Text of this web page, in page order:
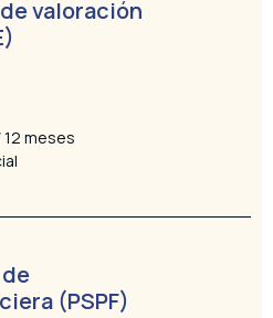
valoración
meses
(PSPF)